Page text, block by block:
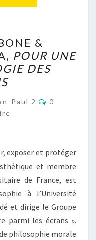
&
POUR UNE
DES
Paul 2
0
exposer et protéger
et membre
de France, est
à l’Université
et dirige le Groupe
parmi les écrans ».
philosophie morale